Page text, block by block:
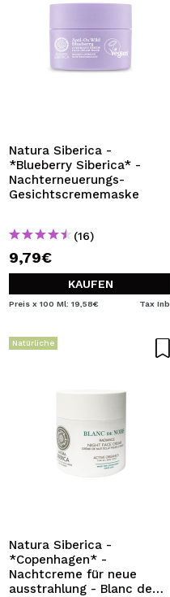
Natura Siberica -
*Blueberry Siberica* -
Nachterneuerungs-
Gesichtscrememaske
(16)
9,79€
KAUFEN
Preis x 100 Ml: 19,58€ Tax Inb.
Natürliche
Natura Siberica -
*Copenhagen* -
Nachtcreme für neue
ausstrahlung - Blanc de